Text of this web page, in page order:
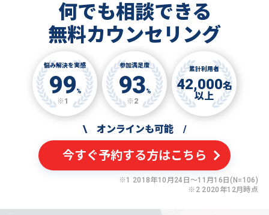
何でも相談できる
無料カウンセリング
悩み解決を実感
99%
※1
参加満足度
93%
※2
累計利用者
42,000名
以上
\ オンラインも可能 /
今すぐ予約する方はこちら
※1 2018年10月24日〜11月16日(N=106)
※2 2020年12月時点